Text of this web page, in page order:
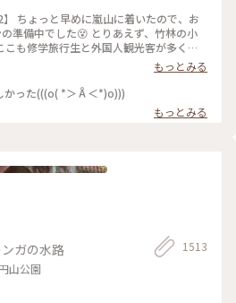
】 ちょっと早めに嵐山に着いたので、お
準備中でした😵 とりあえず、竹林の小
も修学旅行生と外国人観光客が多く、
竹林の中に響いていました🤫 竹林の小
が整備されており、外国人観光客を乗せ
私のことりっぷ旅 #京都 #竹林の
５月21日撮影
もっとみる
かった(((o( *＞Å＜*)o)))
もっとみる
ガの水路
山公園
1513